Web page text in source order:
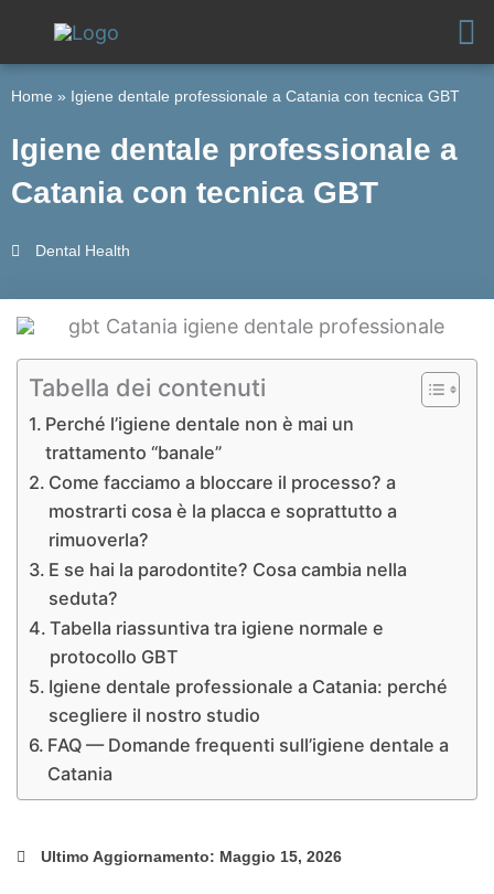
contenuto
Home » Igiene dentale professionale a Catania con tecnica GBT
Igiene dentale professionale a
Catania con tecnica GBT
Dental Health
Tabella dei contenuti
Perché l’igiene dentale non è mai un
trattamento “banale”
Come facciamo a bloccare il processo? a
mostrarti cosa è la placca e soprattutto a
rimuoverla?
E se hai la parodontite? Cosa cambia nella
seduta?
Tabella riassuntiva tra igiene normale e
protocollo GBT
Igiene dentale professionale a Catania: perché
scegliere il nostro studio
FAQ — Domande frequenti sull’igiene dentale a
Catania
Ultimo Aggiornamento: Maggio 15, 2026